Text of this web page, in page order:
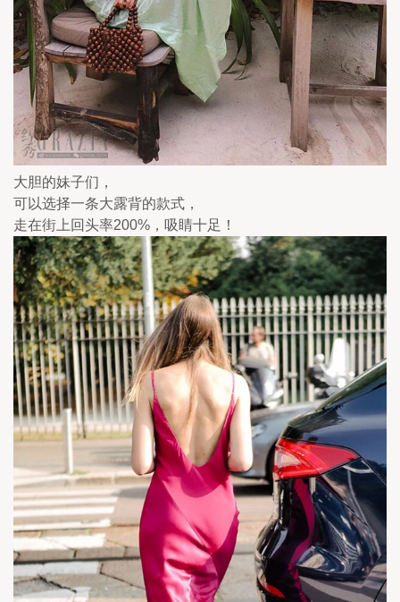
大胆的妹子们，
可以选择一条大露背的款式，
走在街上回头率200%，吸睛十足！